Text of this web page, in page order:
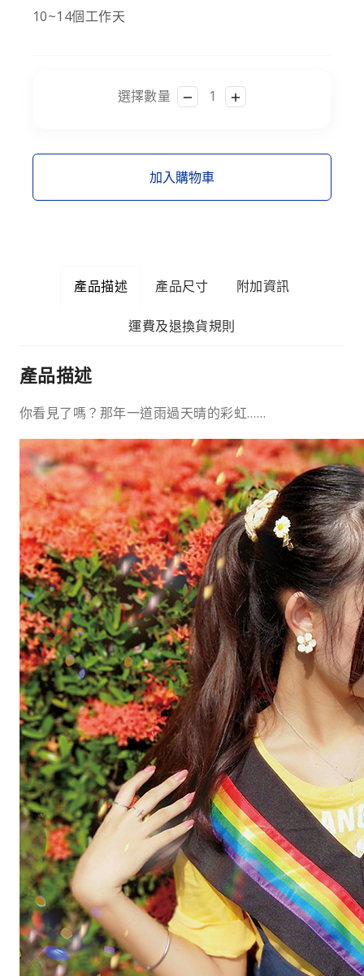
10~14個工作天
選擇數量
加入購物車
產品描述 產品尺寸 附加資訊
運費及退換貨規則
產品描述
你看見了嗎？那年一道雨過天晴的彩虹……